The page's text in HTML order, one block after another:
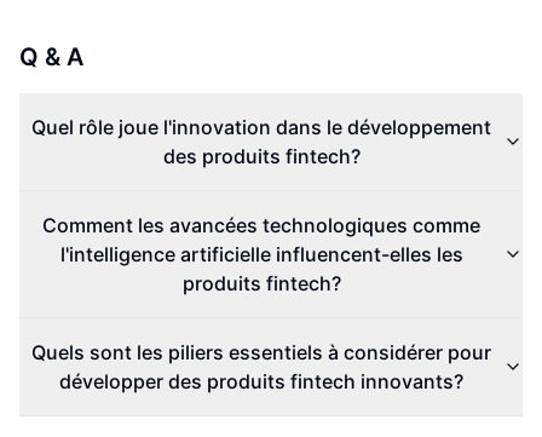
Q & A
Quel rôle joue l'innovation dans le développement
des produits fintech?
Comment les avancées technologiques comme
l'intelligence artificielle influencent-elles les
produits fintech?
Quels sont les piliers essentiels à considérer pour
développer des produits fintech innovants?